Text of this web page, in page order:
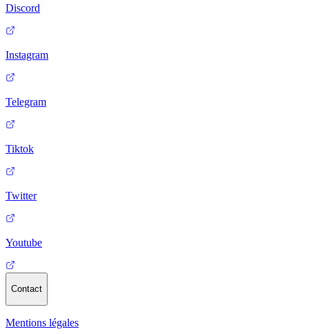
Discord
Instagram
Telegram
Tiktok
Twitter
Youtube
Contact
Mentions légales